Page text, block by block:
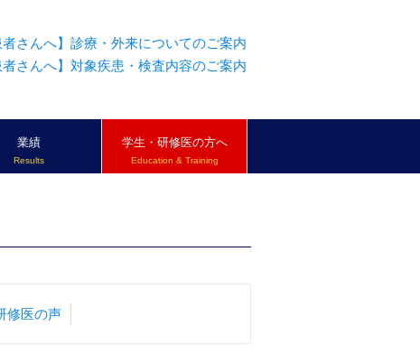
者さんへ】診療・外来についてのご案内
者さんへ】対象疾患・検査内容のご案内
業績
Results
学生・研修医の方へ
Education & Training
修医の声